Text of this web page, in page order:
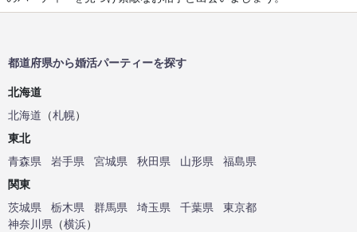
都道府県から婚活パーティーを探す
北海道
北海道 （札幌）
東北
青森県
岩手県 宮城県 秋田県 山形県
福島県
関東
茨城県
栃木県 群馬県 埼玉県 千葉県
東京都
神奈川県 （横浜）